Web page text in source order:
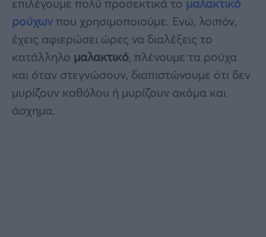
ρούχωνπου χρησιμοποιούμε. Ενώ, λοιπόν,
έχεις αφιερώσει ώρες να διαλέξεις το
κατάλληλο μαλακτικό, πλένουμε τα ρούχα
και όταν στεγνώσουν, διαπιστώνουμε ότι δεν
μυρίζουν καθόλου ή μυρίζουν ακόμα και
άσχημα.